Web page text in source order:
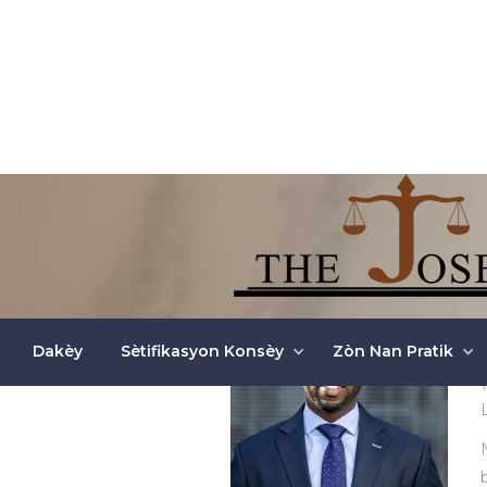
Dakèy Sètifikasyon Konsèy Zòn Nan Pratik